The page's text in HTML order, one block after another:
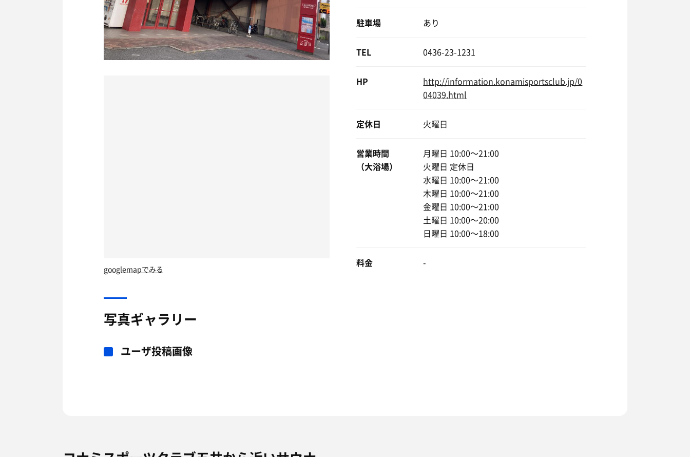
googlemapでみる
駐車場 あり
TEL 0436-23-1231
HP
http://information.konamisportsclub.jp/0
04039.html
定休日 火曜日
営業時間
（大浴場）
月曜日 10:00〜21:00
火曜日 定休日
水曜日 10:00〜21:00
木曜日 10:00〜21:00
金曜日 10:00〜21:00
土曜日 10:00〜20:00
日曜日 10:00〜18:00
料金 -
写真ギャラリー
ユーザ投稿画像